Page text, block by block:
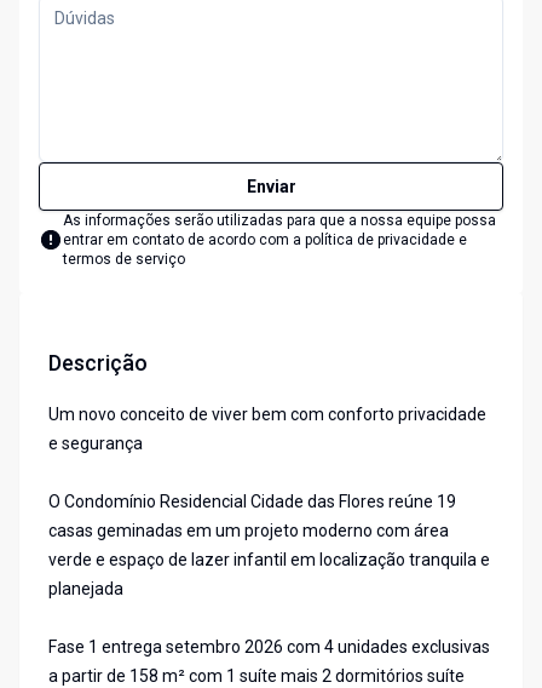
Enviar
As informações serão utilizadas para que a nossa equipe possa
entrar em contato de acordo com a política de privacidade e
termos de serviço
Descrição
Um novo conceito de viver bem com conforto privacidade
e segurança
O Condomínio Residencial Cidade das Flores reúne 19
casas geminadas em um projeto moderno com área
verde e espaço de lazer infantil em localização tranquila e
planejada
Fase 1 entrega setembro 2026 com 4 unidades exclusivas
a partir de 158 m² com 1 suíte mais 2 dormitórios suíte